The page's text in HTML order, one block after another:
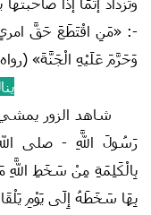
-: «مَنِ اقْتَطَعَ حَقَّ امرئٍ
وَحَرَّمَ عَلَيْهِ الْجَنَّةَ»
شاهد الزور يمشي
رَسُولَ اللَّهِ - صلى
بِالْكَلِمَةِ مِنْ سَخَطِ اللَّهِ
بِهَا سَخَطَهُ إِلَى يَوْمِ